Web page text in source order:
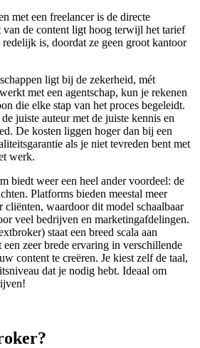
met een freelancer is de directe
de content ligt hoog terwijl het tarief
is, doordat ze geen groot kantoor
ligt bij de zekerheid, mét
met een agentschap, kun je rekenen
die elke stap van het proces begeleidt.
juiste auteur met de juiste kennis en
De kosten liggen hoger dan bij een
als je niet tevreden bent met
werk.
biedt weer een heel ander voordeel: de
Platforms bieden meestal meer
waardoor dit model schaalbaar
veel bedrijven en marketingafdelingen.
staat een breed scala aan
een zeer brede ervaring in verschillende
content te creëren. Je kiest zelf de taal,
dat je nodig hebt. Ideaal om